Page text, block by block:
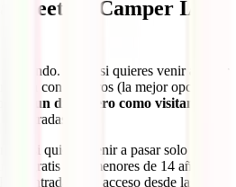
Meeting Camper IATI
el mundo. Tanto si quieres venir a pasar
con nosotros (la mejor opción)
un día entero como visitante
entradas:
si quieres venir a pasar solo el día
(gratis para menores de 14 años
entrada te da acceso desde las